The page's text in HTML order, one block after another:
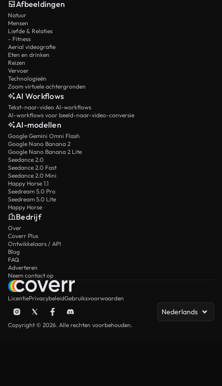
Afbeeldingen
Natuur
Mensen
Liefde & Relaties
- Fitness
Aerial videografie
Eten en drinken
Reizen
Vervoer
Technologieën
Zoom virtuele achtergronden
AI Workflows
Tekst-naar-video AI-workflows
AI-workflows voor beeld-naar-video-conversie
AI-modellen
Google Gemini Omni Flash
Google Nano Banana 2
Google Nano Banana 2 Lite
Seedance 2.0
Seedance 2.0 Fast
Seedance 2.0 Mini
Happy Horse 1.1
Seedream 5.0 Pro
Seedream 5.0 Lite
Happy Horse
Bedrijf
Over
Coverr Plus
Ontwikkelaars / API
Blog
FAQ
Adverteren
Neem contact op
LicentiePrivacybeleidGebruiksvoorwaarden
Nederlands
Copyright © 2026. Alle rechten voorbehouden.